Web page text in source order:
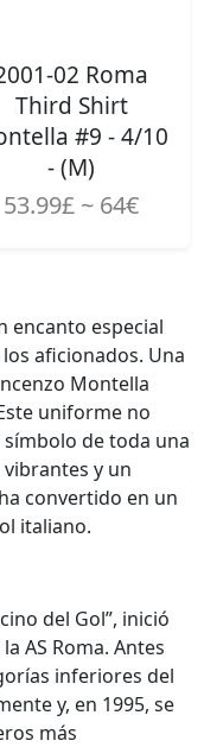
02 Roma
Third Shirt
#9 - 4/10
- (M)
53.99£ ~ 64€
encanto especial
aficionados. Una
Montella
uniforme no
de toda una
y un
convertido en un
italiano.
del Gol”, inició
AS Roma. Antes
inferiores del
y, en 1995, se
más